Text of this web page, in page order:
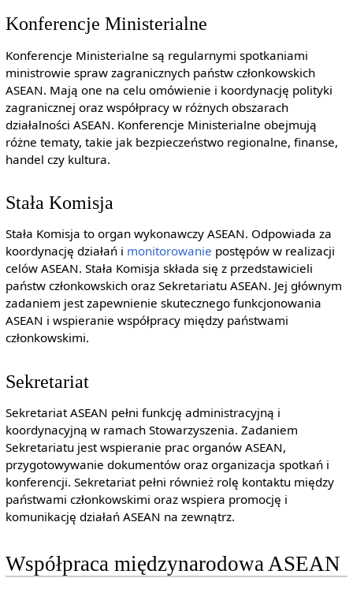
Konferencje Ministerialne
Konferencje Ministerialne są regularnymi spotkaniami
ministrowie spraw zagranicznych państw członkowskich
ASEAN. Mają one na celu omówienie i koordynację polityki
zagranicznej oraz współpracy w różnych obszarach
działalności ASEAN. Konferencje Ministerialne obejmują
różne tematy, takie jak bezpieczeństwo regionalne, finanse,
handel czy kultura.
Stała Komisja
Stała Komisja to organ wykonawczy ASEAN. Odpowiada za
koordynację działań i monitorowanie postępów w realizacji
celów ASEAN. Stała Komisja składa się z przedstawicieli
państw członkowskich oraz Sekretariatu ASEAN. Jej głównym
zadaniem jest zapewnienie skutecznego funkcjonowania
ASEAN i wspieranie współpracy między państwami
członkowskimi.
Sekretariat
Sekretariat ASEAN pełni funkcję administracyjną i
koordynacyjną w ramach Stowarzyszenia. Zadaniem
Sekretariatu jest wspieranie prac organów ASEAN,
przygotowywanie dokumentów oraz organizacja spotkań i
konferencji. Sekretariat pełni również rolę kontaktu między
państwami członkowskimi oraz wspiera promocję i
komunikację działań ASEAN na zewnątrz.
Współpraca międzynarodowa ASEAN